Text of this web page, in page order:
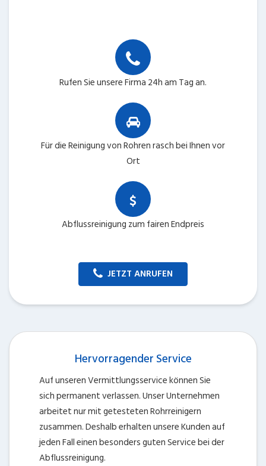
Rufen Sie unsere Firma 24h am Tag an.
Für die Reinigung von Rohren rasch bei Ihnen vor
Ort
Abflussreinigung zum fairen Endpreis
JETZT ANRUFEN
Hervorragender Service
Auf unseren Vermittlungsservice können Sie
sich permanent verlassen. Unser Unternehmen
arbeitet nur mit getesteten Rohrreinigern
zusammen. Deshalb erhalten unsere Kunden auf
jeden Fall einen besonders guten Service bei der
Abflussreinigung.